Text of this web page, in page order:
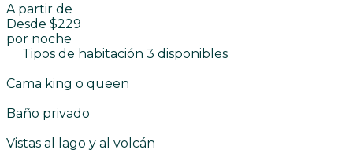
A partir de
Desde $229
por noche
Tipos de habitación 3 disponibles
Cama king o queen
Baño privado
Vistas al lago y al volcán